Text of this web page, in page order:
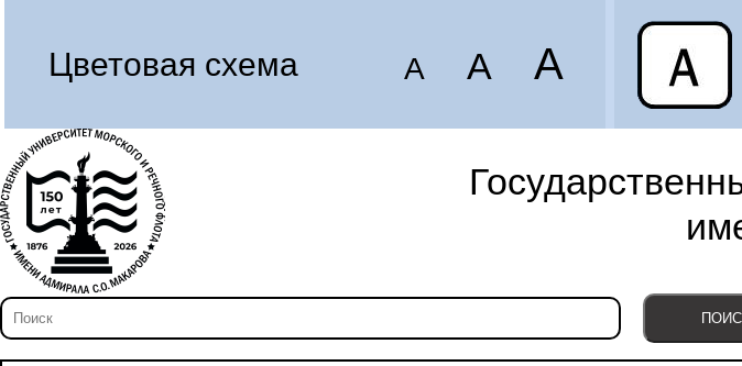
Цветовая схема A A A